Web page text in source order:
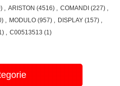
769991532732 F153273
HIO3O32WGC
F153273 869991532730
HIO3O32WTC HOTPOINT
ARISTON (4516) COMANDI (227)
MODULO (957) DISPLAY (157)
C00513513 (1)